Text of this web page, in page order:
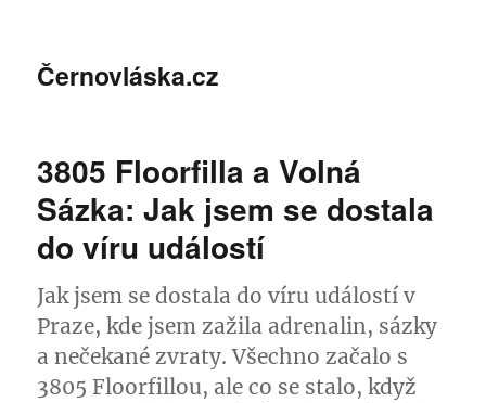
Černovláska.cz
3805 Floorfilla a Volná
Sázka: Jak jsem se dostala
do víru událostí
Jak jsem se dostala do víru událostí v
Praze, kde jsem zažila adrenalin, sázky
a nečekané zvraty. Všechno začalo s
3805 Floorfillou, ale co se stalo, když